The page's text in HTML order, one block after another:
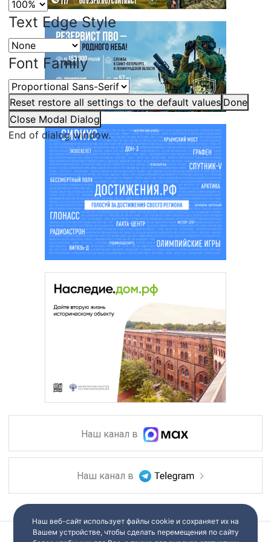
Text Edge Style
Font Family
Reset restore all settings to the default values Done
Close Modal Dialog
End of dialog window.
Наш канал в
Наш канал в
Наш веб-сайт использует файлы cookie и сохраняет их на
Вашем устройстве, чтобы сделать перемещения по сайту